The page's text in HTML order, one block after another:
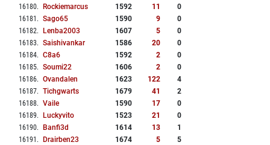
16180. Rockiemarcus 1592 11
0
16181 . Sago65 1590 9
0
16182. Lenba2003 1607 5
0
16183. Saishivankar 1586 20
0
16184. C8a6 1592 2
0
16185. Soumi22 1606 2
0
16186. Ovandalen 1623 122
4
16187. Tichgwarts 1679 41
2
16188. Vaile 1590 17
0
16189. Luckyvito 1523 21
0
16190. Banfi3d 1614 13
1
16191 . Drairben23 1674 5
5